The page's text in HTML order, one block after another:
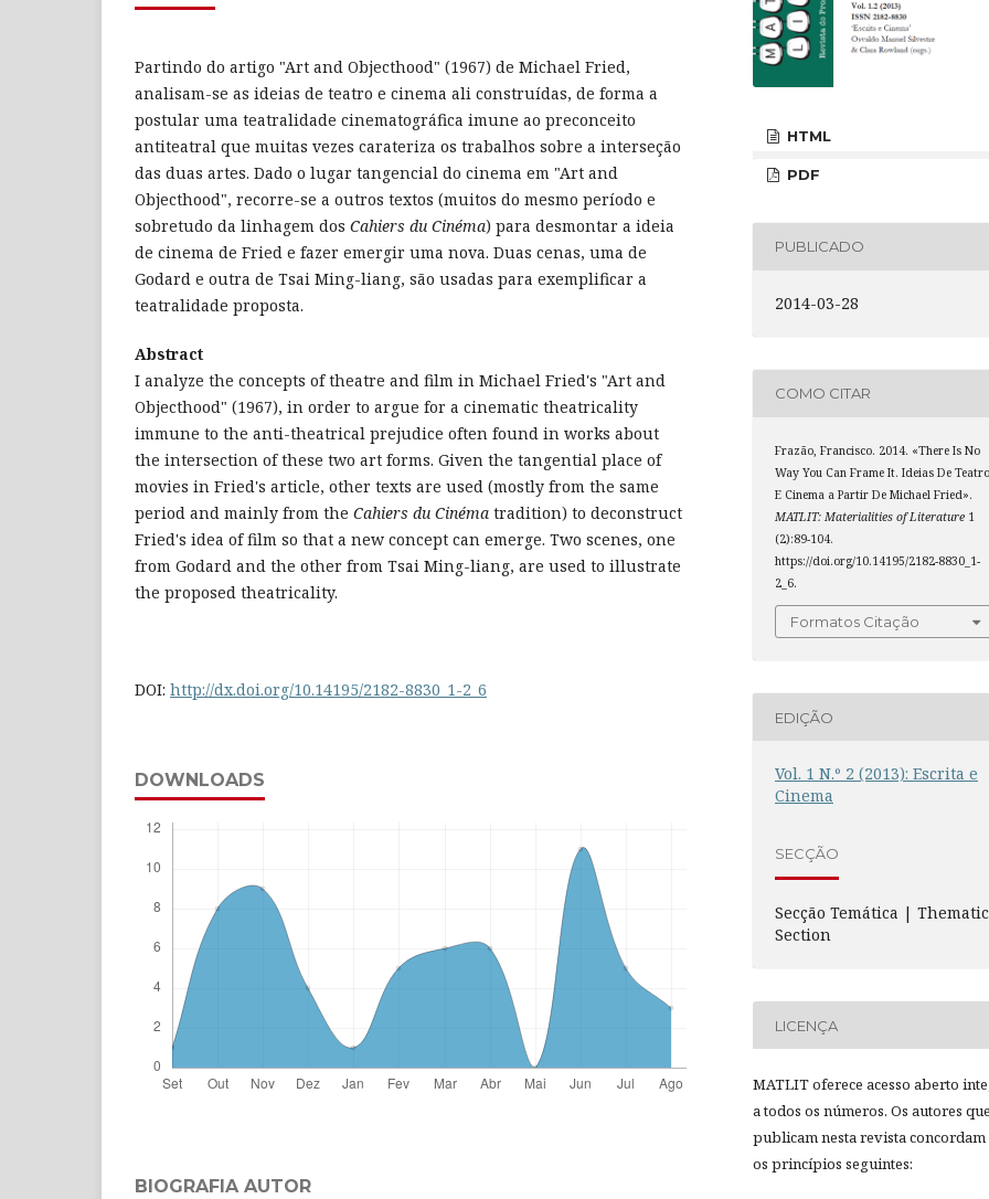
Partindo do artigo "Art and Objecthood" (1967) de Michael Fried,
analisam-se as ideias de teatro e cinema ali construídas, de forma a
postular uma teatralidade cinematográfica imune ao preconceito
antiteatral que muitas vezes carateriza os trabalhos sobre a interseção
das duas artes. Dado o lugar tangencial do cinema em "Art and
Objecthood", recorre-se a outros textos (muitos do mesmo período e
sobretudo da linhagem dos Cahiers du Cinéma) para desmontar a ideia
de cinema de Fried e fazer emergir uma nova. Duas cenas, uma de
Godard e outra de Tsai Ming-liang, são usadas para exemplificar a
teatralidade proposta.
Abstract
I analyze the concepts of theatre and film in Michael Fried's "Art and
Objecthood" (1967), in order to argue for a cinematic theatricality
immune to the anti-theatrical prejudice often found in works about
the intersection of these two art forms. Given the tangential place of
movies in Fried's article, other texts are used (mostly from the same
period and mainly from the Cahiers du Cinéma tradition) to deconstruct
Fried's idea of film so that a new concept can emerge. Two scenes, one
from Godard and the other from Tsai Ming-liang, are used to illustrate
the proposed theatricality.
DOI: http://dx.doi.org/10.14195/2182-8830_1-2_6
DOWNLOADS
BIOGRAFIA AUTOR
HTML
PDF
PUBLICADO
2014-03-28
COMO CITAR
Frazão, Francisco. 2014. «There Is No
Way You Can Frame It. Ideias De Teatro
E Cinema a Partir De Michael Fried».
MATLIT: Materialities of Literature 1
(2):89-104.
https://doi.org/10.14195/2182-8830_1-
2_6.
Formatos Citação
EDIÇÃO
Vol. 1 N.º 2 (2013): Escrita e
Cinema
SECÇÃO
Secção Temática | Thematic
Section
LICENÇA
MATLIT oferece acesso aberto
a todos os números. Os autores que
publicam nesta revista concordam
os princípios seguintes: